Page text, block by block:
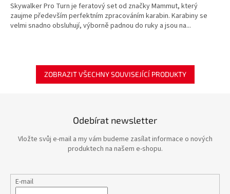
Skywalker Pro Turn je feratový set od značky Mammut, který
zaujme především perfektním zpracováním karabin. Karabiny se
velmi snadno obsluhují, výborně padnou do ruky a jsou na...
ZOBRAZIT VŠECHNY SOUVISEJÍCÍ PRODUKTY
Odebírat newsletter
Vložte svůj e-mail a my vám budeme zasílat informace o nových
produktech na našem e-shopu.
E-mail